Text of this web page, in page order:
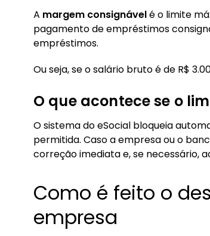
A margem consignávelé o limite
pagamento de empréstimos
empréstimos.
Ou seja, se o salário bruto é de R$
O que acontece se o
O sistema do eSocial bloqueia
permitida. Caso a empresa ou o
correção imediata e, se necessário,
Como é feito o
empresa